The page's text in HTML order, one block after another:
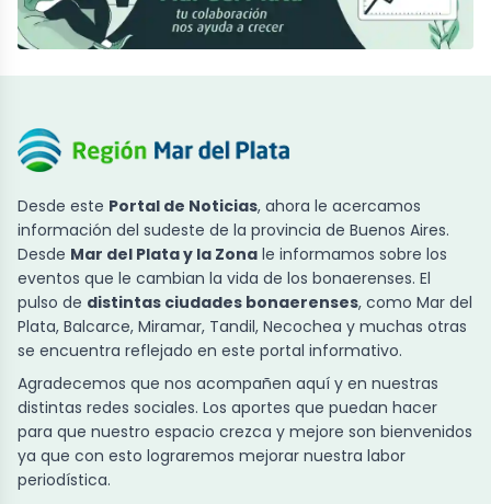
Desde este Portal de Noticias, ahora le acercamos
información del sudeste de la provincia de Buenos Aires.
Desde Mar del Plata y la Zona le informamos sobre los
eventos que le cambian la vida de los bonaerenses. El
pulso de distintas ciudades bonaerenses, como Mar del
Plata, Balcarce, Miramar, Tandil, Necochea y muchas otras
se encuentra reflejado en este portal informativo.
Agradecemos que nos acompañen aquí y en nuestras
distintas redes sociales. Los aportes que puedan hacer
para que nuestro espacio crezca y mejore son bienvenidos
ya que con esto lograremos mejorar nuestra labor
periodística.